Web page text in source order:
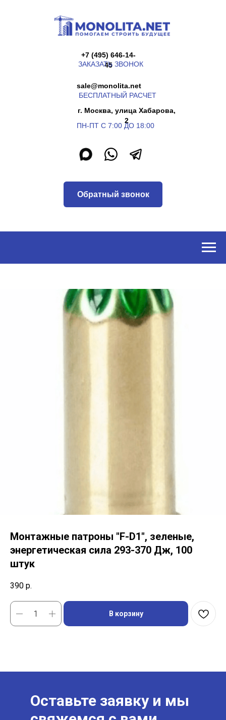
г. Москва, улица Хабарова,
ПН-ПТ С 7:00 ДО 18:00
45
ЗАКАЗАТЬ ЗВОНОК
БЕСПЛАТНЫЙ РАСЧЕТ
Монтажные патроны "F-D1", зеленые,
энергетическая сила 293-370 Дж, 100
штук
390 р.
В корзину
Оставьте заявку и мы